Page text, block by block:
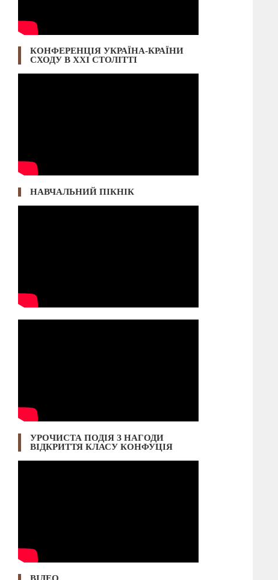
КОНФЕРЕНЦІЯ УКРАЇНА-КРАЇНИ
СХОДУ В ХХІ СТОЛІТТІ
НАВЧАЛЬНИЙ ПІКНІК
УРОЧИСТА ПОДІЯ З НАГОДИ
ВІДКРИТТЯ КЛАСУ КОНФУЦІЯ